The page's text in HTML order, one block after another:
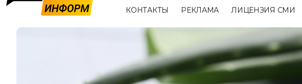
КОНТАКТЫ РЕКЛАМА ЛИЦЕНЗИЯ СМИ